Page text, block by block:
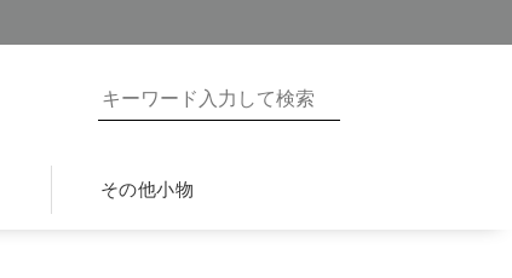
その他小物